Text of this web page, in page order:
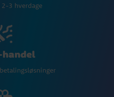
3 hverdage
handel